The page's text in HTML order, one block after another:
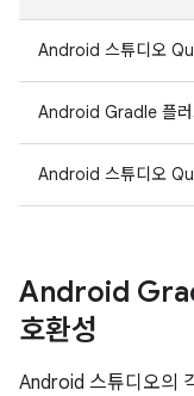
Android 스튜디오
Android Gradle 플
Android 스튜디오
Android
호환성
Android 스튜디오의